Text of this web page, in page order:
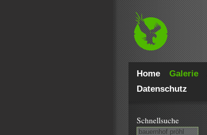
Home Galerie
Datenschutz
Schnell­suche